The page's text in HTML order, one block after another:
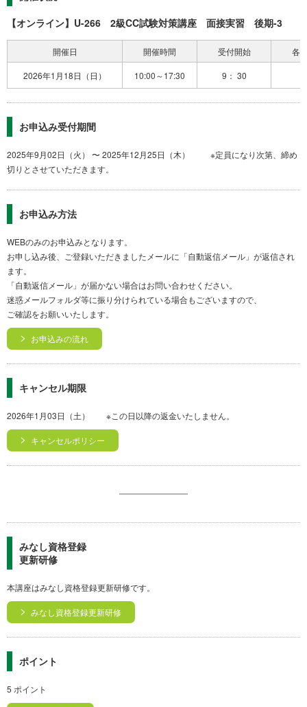
【オンライン】U-266 2級CC試験対策講座 面接実習 後期-3
開催日 開催時間 受付開始 各
2026年1月18日（日） 10:00～17:30 9： 30
お申込み受付期間
2025年9月02日（火） 〜 2025年12月25日（木） ※定員になり次第、締め
切りとさせていただきます。
お申込み方法
WEBのみのお申込みとなります。
お申し込み後、ご登録いただきましたメールに「自動返信メール」が返信され
ます。
「自動返信メール」が届かない場合はお問い合わせください。
迷惑メールフォルダ等に振り分けられている場合もございますので、
ご確認をお願いいたします。
お申込みの流れ
キャンセル期限
2026年1月03日（土） ※この日以降の返金いたしません。
キャンセルポリシー
みなし資格登録
更新研修
本講座はみなし資格登録更新研修です。
みなし資格登録更新研修
ポイント
5 ポイント